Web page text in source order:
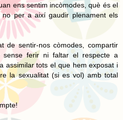
ens sentim incòmodes, què és el
per a així gaudir plenament els
de sentir-nos còmodes, compartir
sense ferir ni faltar el respecte a
assimilar tots el que hem exposat i
la sexualitat (si es vol) amb total